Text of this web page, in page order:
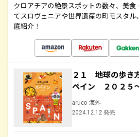
クロアチアの絶景スポットの数々、美食
てスロヴェニアや世界遺産の町モスタ
底紹介！
２１ 地球の歩
ペイン ２０２５
aruco 海外
2024.12.12 発売